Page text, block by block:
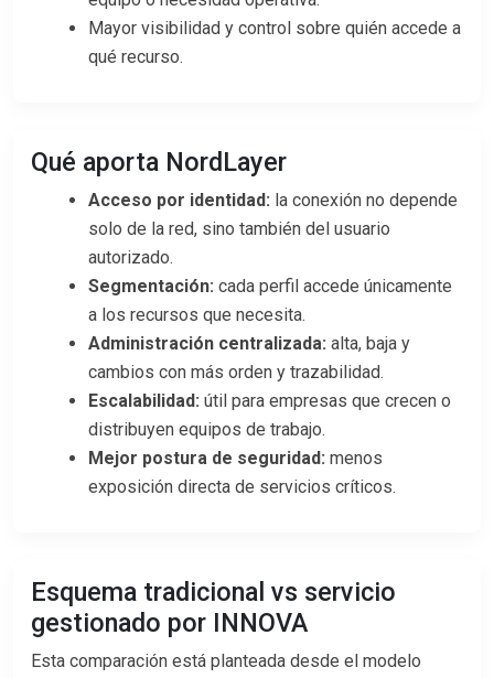
Mayor visibilidad y control sobre quién accede a
qué recurso.
Qué aporta NordLayer
Acceso por identidad: la conexión no depende
solo de la red, sino también del usuario
autorizado.
Segmentación: cada perfil accede únicamente
a los recursos que necesita.
Administración centralizada: alta, baja y
cambios con más orden y trazabilidad.
Escalabilidad: útil para empresas que crecen o
distribuyen equipos de trabajo.
Mejor postura de seguridad: menos
exposición directa de servicios críticos.
Esquema tradicional vs servicio
gestionado por INNOVA
Esta comparación está planteada desde el modelo